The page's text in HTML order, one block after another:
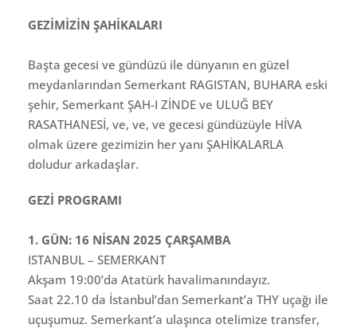
GEZİMİZİN ŞAHİKALARI
Başta gecesi ve gündüzü ile dünyanın en güzel
meydanlarından Semerkant RAGISTAN, BUHARA eski
şehir, Semerkant ŞAH-I ZİNDE ve ULUĞ BEY
RASATHANESİ, ve, ve, ve gecesi gündüzüyle HİVA
olmak üzere gezimizin her yanı ŞAHİKALARLA
doludur arkadaşlar.
GEZİ PROGRAMI
1. GÜN: 16 NİSAN 2025 ÇARŞAMBA
ISTANBUL – SEMERKANT
Akşam 19:00’da Atatürk havalimanındayız.
Saat 22.10 da İstanbul’dan Semerkant’a THY uçağı ile
uçuşumuz. Semerkant’a ulaşınca otelimize transfer,